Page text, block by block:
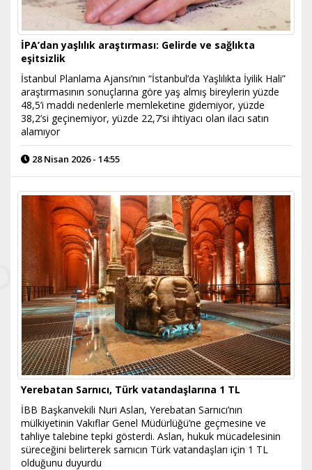
İPA’dan yaşlılık araştırması: Gelirde ve sağlıkta
eşitsizlik
İstanbul Planlama Ajansı’nın “İstanbul’da Yaşlılıkta İyilik Hali”
araştırmasının sonuçlarına göre yaş almış bireylerin yüzde
48,5’i maddi nedenlerle memleketine gidemiyor, yüzde
38,2’si geçinemiyor, yüzde 22,7’si ihtiyacı olan ilacı satın
alamıyor
28 Nisan 2026 - 14:55
Yerebatan Sarnıcı, Türk vatandaşlarına 1 TL
İBB Başkanvekili Nuri Aslan, Yerebatan Sarnıcı’nın
mülkiyetinin Vakıflar Genel Müdürlüğü’ne geçmesine ve
tahliye talebine tepki gösterdi. Aslan, hukuk mücadelesinin
süreceğini belirterek sarnıcın Türk vatandaşları için 1 TL
olduğunu duyurdu